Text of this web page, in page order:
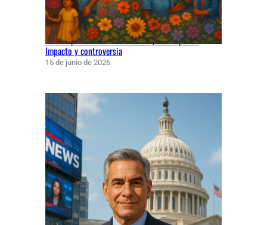
Florida prohíbe examen de manejo en español:
Impacto y controversia
15 de junio de 2026